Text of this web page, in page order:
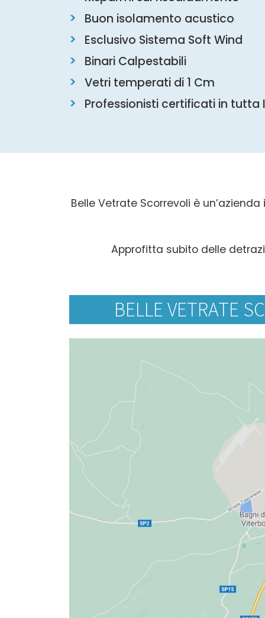
Buon isolamento acustico
Esclusivo Sistema Soft Wind
Binari Calpestabili
Vetri temperati di 1 Cm
Professionisti certificati in tutta
Belle Vetrate Scorrevoli è
Approfitta subito delle
BELLE VETRATE